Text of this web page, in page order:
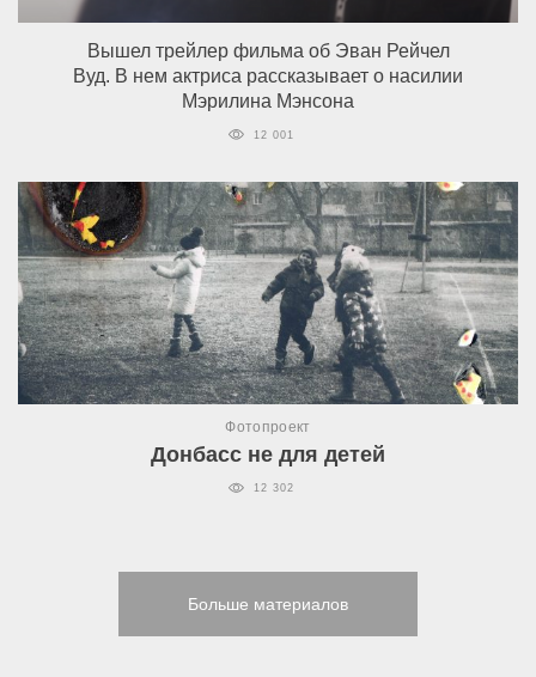
Вышел трейлер фильма об Эван Рейчел
Вуд. В нем актриса рассказывает о насилии
Мэрилина Мэнсона
12 001
Фотопроект
Донбасс не для детей
12 302
Больше материалов